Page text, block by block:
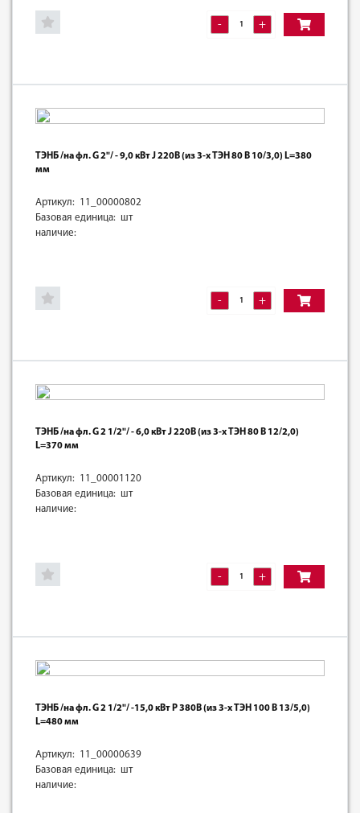
- +
ТЭНБ /на фл. G 2"/ - 9,0 кВт J 220В (из 3-х ТЭН 80 В 10/3,0) L=380
мм
Артикул: 11_00000802
Базовая единица: шт
наличие:
- +
ТЭНБ /на фл. G 2 1/2"/ - 6,0 кВт J 220В (из 3-х ТЭН 80 В 12/2,0)
L=370 мм
Артикул: 11_00001120
Базовая единица: шт
наличие:
- +
ТЭНБ /на фл. G 2 1/2"/ -15,0 кВт Р 380В (из 3-х ТЭН 100 В 13/5,0)
L=480 мм
Артикул: 11_00000639
Базовая единица: шт
наличие: